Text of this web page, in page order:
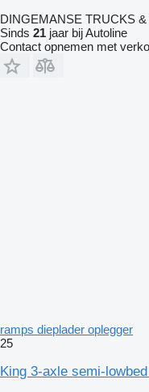
DINGEMANSE TRUCKS
Sinds 21 jaar bij Autoline
Contact opnemen met
ramps dieplader oplegger
25
King 3-axle semi-